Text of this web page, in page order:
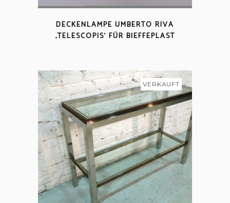
DECKENLAMPE UMBERTO RIVA
‚TELESCOPIS‘ FÜR BIEFFEPLAST
VERKAUFT